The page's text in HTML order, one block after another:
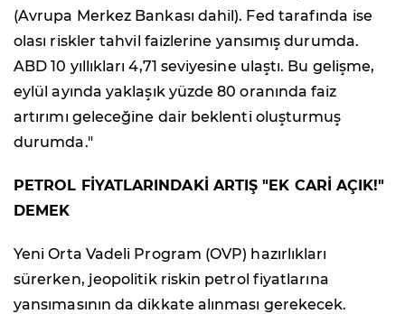
(Avrupa Merkez Bankası dahil). Fed tarafında ise
olası riskler tahvil faizlerine yansımış durumda.
ABD 10 yıllıkları 4,71 seviyesine ulaştı. Bu gelişme,
eylül ayında yaklaşık yüzde 80 oranında faiz
artırımı geleceğine dair beklenti oluşturmuş
durumda."
PETROL FİYATLARINDAKİ ARTIŞ "EK CARİ AÇIK!"
DEMEK
Yeni Orta Vadeli Program (OVP) hazırlıkları
sürerken, jeopolitik riskin petrol fiyatlarına
yansımasının da dikkate alınması gerekecek.